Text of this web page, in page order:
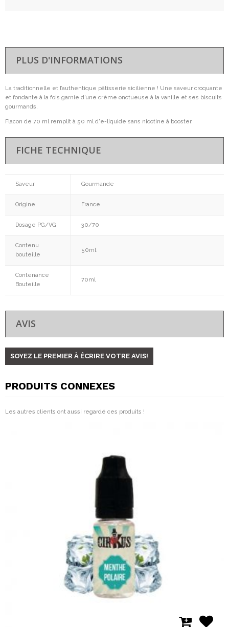
PLUS D'INFORMATIONS
La traditionnelle et l’authentique pâtisserie sicilienne ! Une saveur croquante
et fondante à la fois garnie d’une crème onctueuse à la vanille et ses biscuits
gourmands.
Flacon de 70 ml remplit à 50 ml d'e-liquide sans nicotine à booster.
FICHE TECHNIQUE
Saveur Gourmande
Origine France
Dosage PG/VG 30/70
Contenu
bouteille
50ml
Contenance
Bouteille
70ml
AVIS
SOYEZ LE PREMIER À ÉCRIRE VOTRE AVIS!
PRODUITS CONNEXES
Les autres clients ont aussi regardé ces produits !